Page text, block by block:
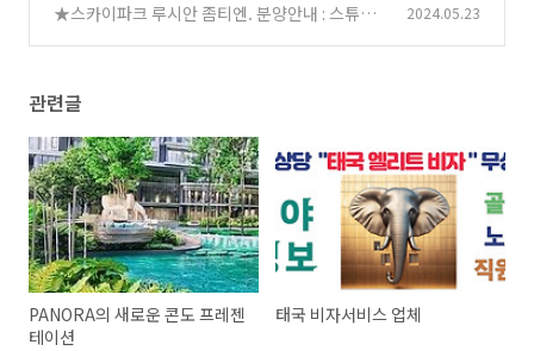
★스카이파크 루시안 좀티엔. 분양안내 : 스튜디
2024.05.23
관련글
PANORA의 새로운 콘도 프레젠
테이션
태국 비자서비스 업체